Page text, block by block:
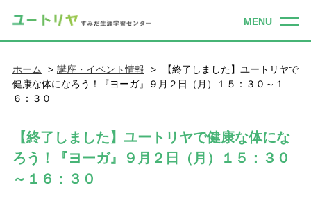
ホーム 講座・イベント情報
【終了しました】ユートリヤで
健康な体になろう！『ヨーガ』９月２日（月）１５：３０～１
６：３０
【終了しました】ユートリヤで健康な体にな
ろう！『ヨーガ』９月２日（月）１５：３０
～１６：３０